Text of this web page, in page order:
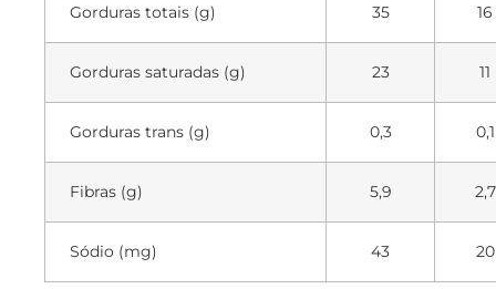
Gorduras totais (g) 35 16
Gorduras saturadas (g) 23 11
Gorduras trans (g) 0,3 0,1
Fibras (g) 5,9 2,7
Sódio (mg) 43 20